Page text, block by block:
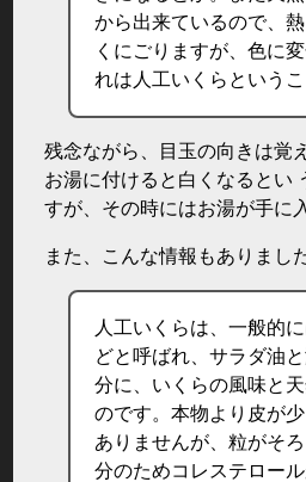
から出来ているので、
くにごりますが、色に
れは人工いくらというこ
残念ながら、目玉の向きは覚
お湯に付けると白くなるとい
すが、その時にはお湯が手に
また、こんな情報もありまし
人工いくらは、一般的
どと呼ばれ、サラダ油
分に、いくらの風味と
のです。本物より皮が
ありませんが、粒がそ
分のためコレステロー